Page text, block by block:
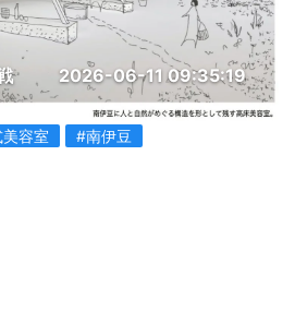
2026-06-11 09:35:19
容室 #南伊豆